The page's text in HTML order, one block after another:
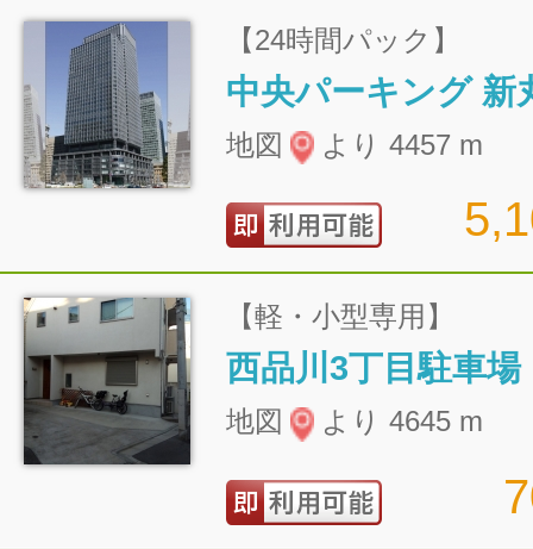
【24時間パック】
地図 より 4457 m
【軽・小型専用】
西品川3丁目駐車場
地図 より 4645 m